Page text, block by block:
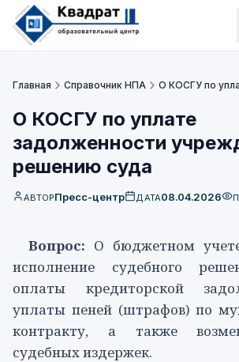
Главная Справочник НПА
О КОСГУ по уплате
задолженности
решению суда
АВТОРПресс-центр ДАТА08.04.2026
Вопрос: О бюджетном
исполнение судебного
оплаты кредиторской
уплаты пеней (штрафов) по
контракту, а также
судебных издержек.